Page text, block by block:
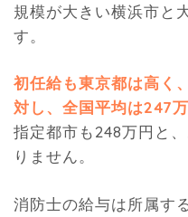
規模が大きい横浜市と
す。
初任給も東京都は高く
対し、全国平均は247
指定都市も248万円と
りません。
消防士の給与は所属す